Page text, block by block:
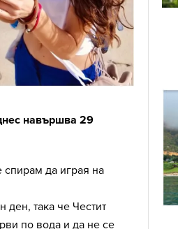
навършва 29
спирам да играя на
така че Честит
по вода и да не се